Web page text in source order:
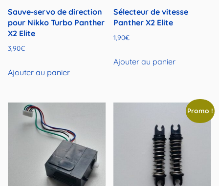
Sauve-servo de direction
pour Nikko Turbo Panther
X2 Elite
3,90€
Ajouter au panier
Sélecteur de vitesse
Panther X2 Elite
1,90€
Ajouter au panier
Promo !